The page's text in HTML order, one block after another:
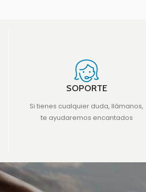
SOPORTE
Si tienes cualquier duda, llámanos,
te ayudaremos encantados